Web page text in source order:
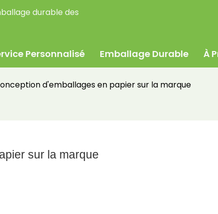
durable des
Personnalisé Emballage Durable À
d'emballages en papier sur la marque
sur la marque